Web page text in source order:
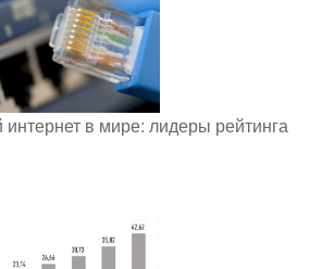
в мире: лидеры рейтинга